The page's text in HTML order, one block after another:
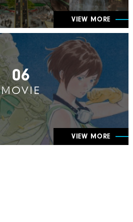
VIEW MORE
06
MOVIE
VIEW MORE